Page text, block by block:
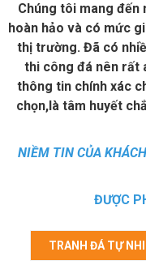
Chúng tôi mang đến
hoàn hảo và có mức
thị trường. Đã có
thi công đá nên rất
thông tin chính xác
chọn,là tâm huyết
NIỀM TIN CỦA
ĐƯỢC
TRANH ĐÁ TỰ